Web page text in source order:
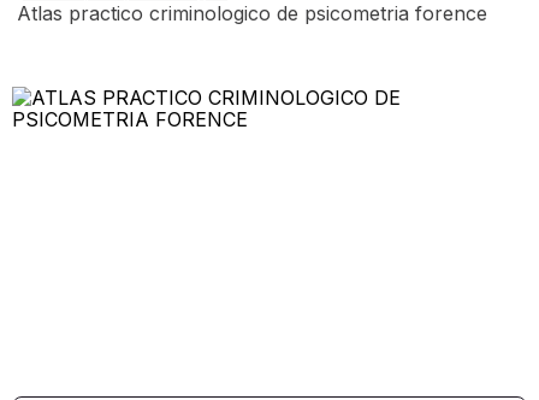
atlas practico criminologico de psicometria forence